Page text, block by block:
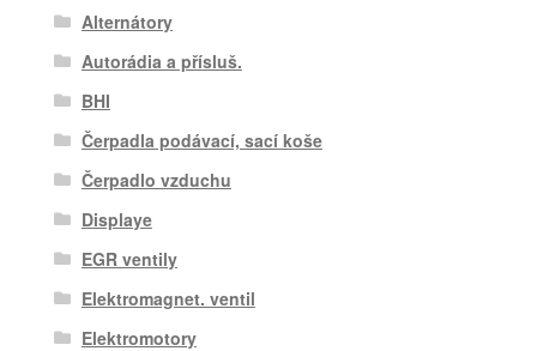
Alternátory
Autorádia a přísluš.
BHI
Čerpadla podávací, sací koše
Čerpadlo vzduchu
Displaye
EGR ventily
Elektromagnet. ventil
Elektromotory